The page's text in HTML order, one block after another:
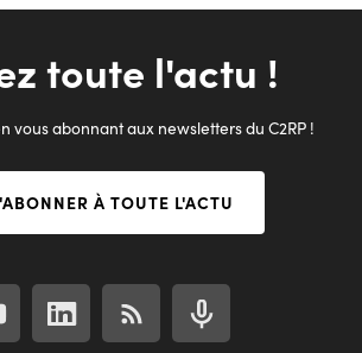
toute l'actu !
vous abonnant aux newsletters du C2RP !
À TOUTE L'ACTU